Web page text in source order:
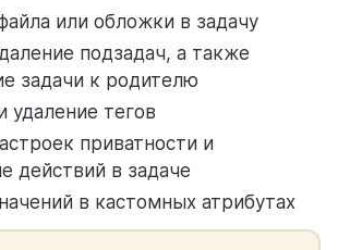
или обложки в задачу
подзадач, а также
задачи к родителю
удаление тегов
приватности и
действий в задаче
в кастомных атрибутах